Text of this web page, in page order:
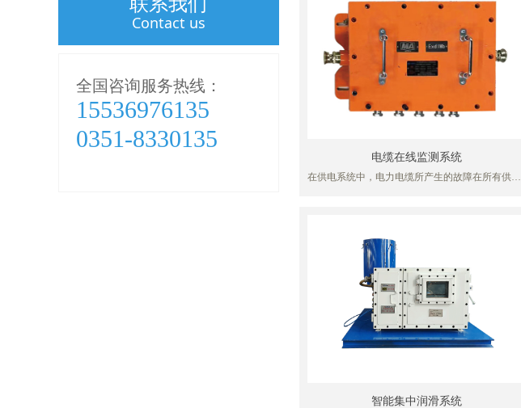
钢丝绳芯强力输送带的绳芯全部密封在胶带内部，
维护人员靠肉眼很难及时准确的发现其缺陷。在实
际运行过程中,由于没有科学有效的检测手段,硫化接
头因受力过大抽动、钢丝绳芯因受外力冲击砸断、
胶皮破损进水导致绳芯锈蚀、锈断等隐患都不能及
时发现、排除,严重地威胁着输送机的安全运转,甚至
由于抽头、断绳等重大隐患导致运行过程中断带的
恶性事故，给矿山造成巨大的经济损失和人员伤
局面,针对孔庄煤矿的现场实际,研制了适合煤矿井下
应用的电磁感应、非接触式隔爆型钢丝绳芯输送带
在线检测装置。
电缆在线监测系统
在供电系统中，电力电缆所产生的故障在所有供电
电系统的安全运行至关重要，高压电缆在线监测供
电系统系统的绝缘状况、实现预警、故障定位、接
地精准选线是供电安全管理的重要技术手段，是煤
矿现场管理多年来一直希望的一种理想需求。
智能集中润滑系统
Contact us
全国咨询服务热线：
15536976135
0351-8330135